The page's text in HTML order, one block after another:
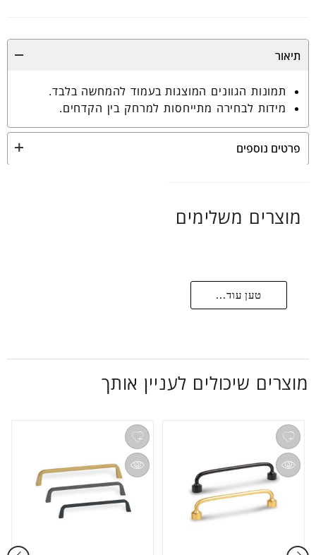
תיאור
תמונות הגוונים המוצגות בעמוד להמחשה בלבד.
מידות לבחירה מתייחסות למרחק בין הקדחים.
פרטים נוספים
מוצרים משלימים
טען עוד...
מוצרים שיכולים לעניין אותך